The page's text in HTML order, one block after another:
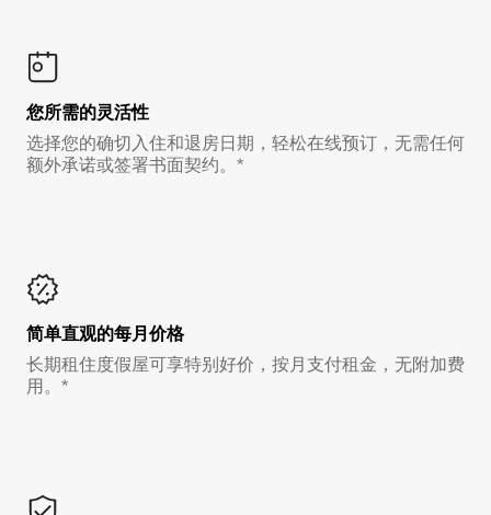
您所需的灵活性
选择您的确切入住和退房日期，轻松在线预订，无需任何
额外承诺或签署书面契约。*
简单直观的每月价格
长期租住度假屋可享特别好价，按月支付租金，无附加费
用。*